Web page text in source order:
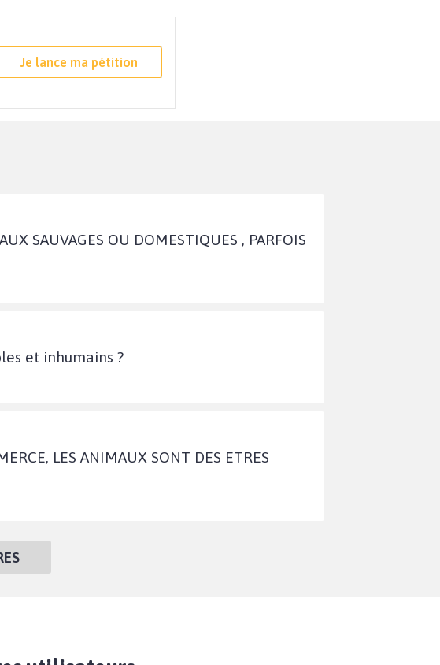
Je lance ma pétition
SAUVAGES OU DOMESTIQUES , PARFOIS
et inhumains ?
LES ANIMAUX SONT DES ETRES